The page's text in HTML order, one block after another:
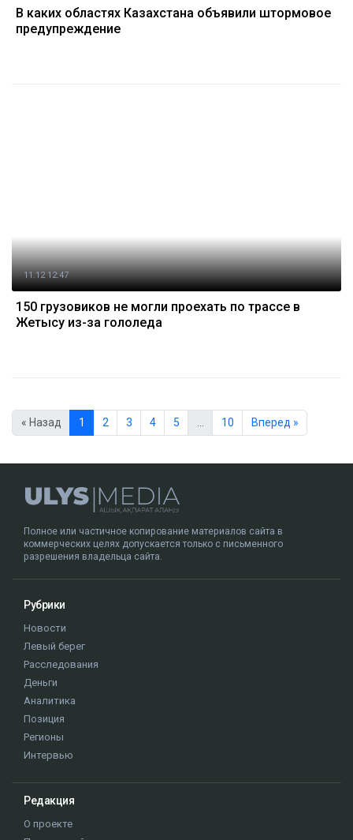
В каких областях Казахстана объявили штормовое
предупреждение
11.12 12:47
150 грузовиков не могли проехать по трассе в
Жетысу из-за гололеда
« Назад 1 2 3 4 5 … 10 Вперед »
Полное или частичное копирование материалов сайта в
коммерческих целях допускается только с письменного
разрешения владельца сайта.
Рубрики
Новости
Левый берег
Расследования
Деньги
Аналитика
Позиция
Регионы
Интервью
Редакция
О проекте